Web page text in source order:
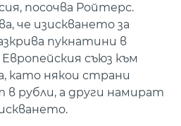
посочва Ройтерс.
че изискването за
пукнатини в
съюз към
като някои страни
рубли, а други намират